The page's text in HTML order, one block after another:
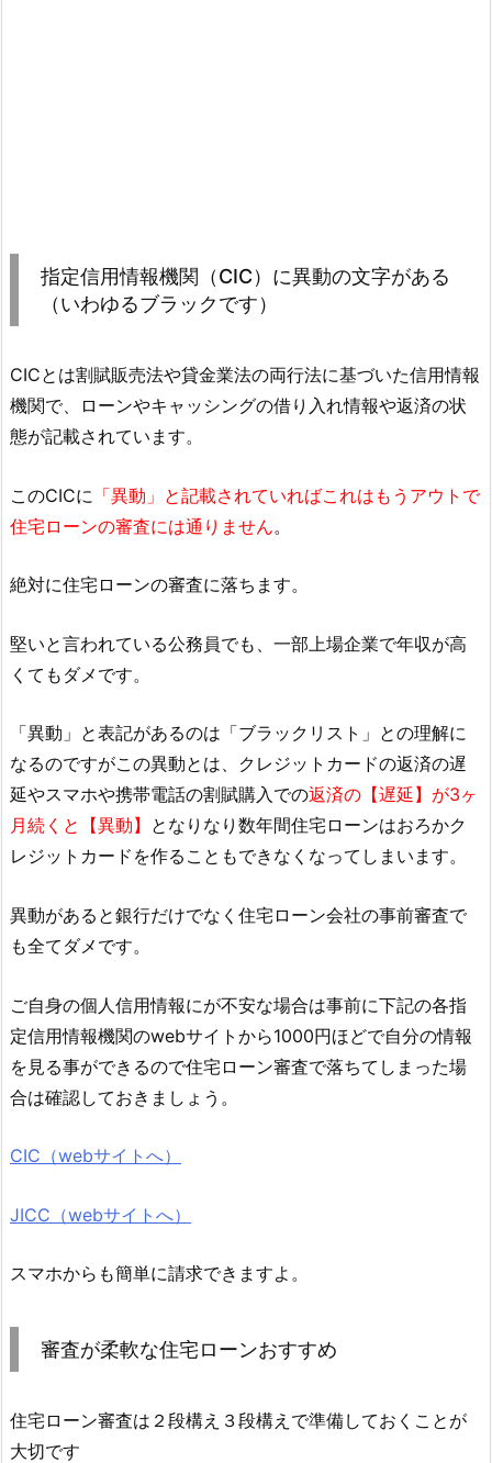
指定信用情報機関（CIC）に異動の文字がある
（いわゆるブラックです）
CICとは割賦販売法や貸金業法の両行法に基づいた信用情報
機関で、ローンやキャッシングの借り入れ情報や返済の状
態が記載されています。
このCICに 「異動」と記載されていればこれはもうアウトで
住宅ローンの審査には通りません。
絶対に住宅ローンの審査に落ちます。
堅いと言われている公務員でも、一部上場企業で年収が高
くてもダメです。
「異動」と表記があるのは「ブラックリスト」との理解に
なるのですがこの異動とは、クレジットカードの返済の遅
延やスマホや携帯電話の割賦購入での返済の【遅延】が3ヶ
月続くと【異動】 となりなり数年間住宅ローンはおろかク
レジットカードを作ることもできなくなってしまいます。
異動があると銀行だけでなく住宅ローン会社の事前審査で
も全てダメです。
ご自身の個人信用情報にが不安な場合は事前に下記の各指
定信用情報機関のwebサイトから1000円ほどで自分の情報
を見る事ができるので住宅ローン審査で落ちてしまった場
合は確認しておきましょう。
CIC（webサイトへ）
JICC（webサイトへ）
スマホからも簡単に請求できますよ。
審査が柔軟な住宅ローンおすすめ
住宅ローン審査は２段構え３段構えで準備しておくことが
大切です